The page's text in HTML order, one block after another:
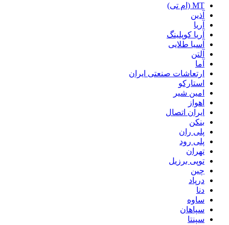
MT (ام تی)
آذین
آریا
آریا کوپلینگ
آسیا طلایی
آلتن
آما
ارتعاشات صنعتی ایران
استارکو
امین شیر
اهواز
ایران اتصال
بنکن
پلی ران
پلی رود
تهران
توپی برزیل
چین
درپاد
دنا
ساوه
سپاهان
سپنتا